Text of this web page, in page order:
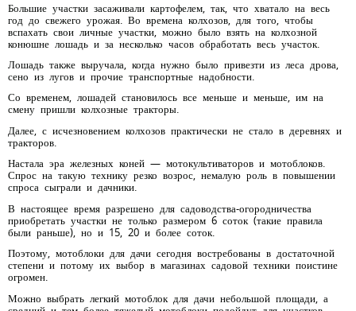
Большие участки засаживали картофелем, так, что хватало на весь
год до свежего урожая. Во времена колхозов, для того, чтобы
вспахать свои личные участки, можно было взять на колхозной
конюшне лошадь и за несколько часов обработать весь участок.
Лошадь также выручала, когда нужно было привезти из леса дрова,
сено из лугов и прочие транспортные надобности.
Со временем, лошадей становилось все меньше и меньше, им на
смену пришли колхозные тракторы.
Далее, с исчезновением колхозов практически не стало в деревнях и
тракторов.
Настала эра железных коней — мотокультиваторов и мотоблоков.
Спрос на такую технику резко возрос, немалую роль в повышении
спроса сыграли и дачники.
В настоящее время разрешено для садоводства-огородничества
приобретать участки не только размером 6 соток (такие правила
были раньше), но и 15, 20 и более соток.
Поэтому, мотоблоки для дачи сегодня востребованы в достаточной
степени и потому их выбор в магазинах садовой техники поистине
огромен.
Можно выбрать легкий мотоблок для дачи небольшой площади, а